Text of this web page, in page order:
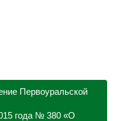
Первоуральской
года № 380 «О